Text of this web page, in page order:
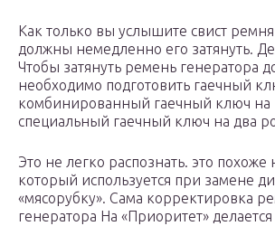
Как только вы услышите свист
должны немедленно его затянуть.
Чтобы затянуть ремень генератора
необходимо подготовить гаечный
комбинированный гаечный ключ на
специальный гаечный ключ на два
Это не легко распознать. это похоже
который используется при замене
«мясорубку». Сама корректировка
генератора На «Приоритет»